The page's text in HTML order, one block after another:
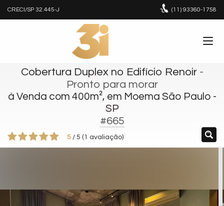
CRECI/SP 32.445-J (11) 93360-1758
Cobertura Duplex no Edifício Renoir-
Pronto para morar
à Venda com 400m², em Moema São Paulo -
SP
#665
5 / 5 ( 1 avaliação)